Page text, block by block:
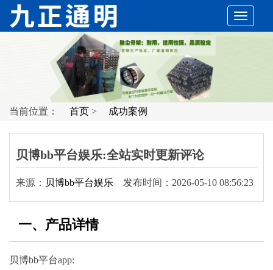
切
导
当前位置： 首页 > 成功案例
贝博bb平台娱乐:全站实时更新评论
来源： 贝博bb平台娱乐 发布时间：2026-05-10 08:56:23
一、产品详情
贝博bb平台app: